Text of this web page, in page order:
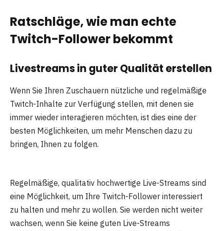
Ratschläge, wie man echte
Twitch-Follower bekommt
Livestreams in guter Qualität erstellen
Wenn Sie Ihren Zuschauern nützliche und regelmäßige
Twitch-Inhalte zur Verfügung stellen, mit denen sie
immer wieder interagieren möchten, ist dies eine der
besten Möglichkeiten, um mehr Menschen dazu zu
bringen, Ihnen zu folgen.
Regelmäßige, qualitativ hochwertige Live-Streams sind
eine Möglichkeit, um Ihre Twitch-Follower interessiert
zu halten und mehr zu wollen. Sie werden nicht weiter
wachsen, wenn Sie keine guten Live-Streams